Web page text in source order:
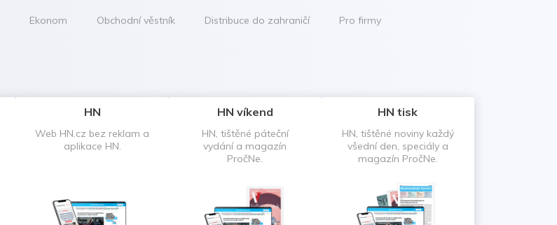
Ekonom Obchodní věstník Distribuce do zahraničí Pro firmy
HN
Web HN.cz bez reklam a
aplikace HN.
HN víkend
HN, tištěné páteční
vydání a magazín
PročNe.
HN tisk
HN, tištěné noviny každý
všední den, speciály a
magazín PročNe.